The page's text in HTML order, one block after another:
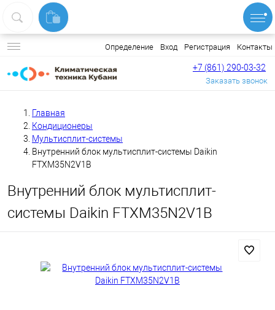
Определение Вход Регистрация Контакты
+7 (861) 290-03-32
Заказать звонок
Главная
Кондиционеры
Мультисплит-системы
Внутренний блок мультисплит-системы Daikin
FTXM35N2V1B
Внутренний блок мультисплит-
системы Daikin FTXM35N2V1B